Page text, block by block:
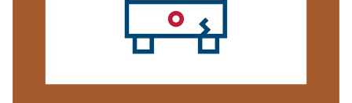
Voor leveranciers en bezoekers